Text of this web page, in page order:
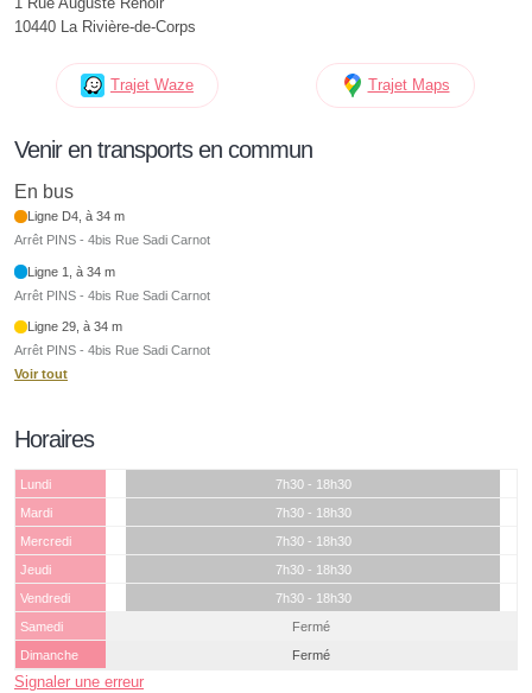
10440 La Rivière-de-Corps
Trajet Waze Trajet Maps
Venir en transports en commun
En bus
Ligne D4, à 34 m
Arrêt PINS - 4bis Rue Sadi Carnot
Ligne 1, à 34 m
Arrêt PINS - 4bis Rue Sadi Carnot
Ligne 29, à 34 m
Arrêt PINS - 4bis Rue Sadi Carnot
Voir tout
Horaires
Lundi
7h30 - 18h30
Mardi
7h30 - 18h30
Mercredi
7h30 - 18h30
Jeudi
7h30 - 18h30
Vendredi
7h30 - 18h30
Samedi
Fermé
Dimanche
Fermé
Signaler une erreur